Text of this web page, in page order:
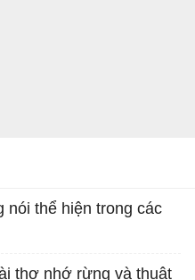
nói thể hiện trong các
thơ nhớ rừng và thuật